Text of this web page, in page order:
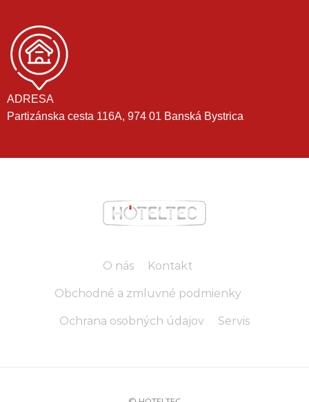
ADRESA
Partizánska cesta 116A, 974 01 Banská Bystrica
O nás Kontakt
Obchodné a zmluvné podmienky
Ochrana osobných údajov Servis